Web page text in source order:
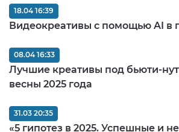
Видеокреативы с помощью AI в
18.04 16:39
Лучшие креативы под бьюти-
весны 2025 года
08.04 16:33
«5 гипотез в 2025. Успешные и
31.03 20:35